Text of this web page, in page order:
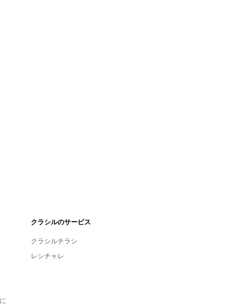
クラシルのサービス
クラシルチラシ
レシチャレ